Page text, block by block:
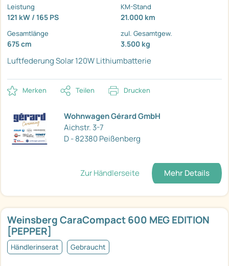
Leistung
121 kW / 165 PS
KM-Stand
21.000 km
Gesamtlänge
675 cm
zul. Gesamtgew.
3.500 kg
LuftfederungSolar 120WLithiumbatterie
Merken Teilen Drucken
Wohnwagen Gérard GmbH
Aichstr. 3-7
D - 82380 Peißenberg
Zur Händlerseite Mehr Details
Weinsberg CaraCompact 600 MEG EDITION
[PEPPER]
Händlerinserat Gebraucht